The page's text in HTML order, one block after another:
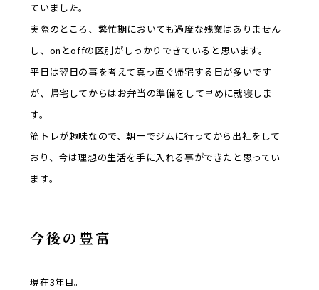
ていました。
実際のところ、繁忙期においても過度な残業はありません
し、onとoffの区別がしっかりできていると思います。
平日は翌日の事を考えて真っ直ぐ帰宅する日が多いです
が、帰宅してからはお弁当の準備をして早めに就寝しま
す。
筋トレが趣味なので、朝一でジムに行ってから出社をして
おり、今は理想の生活を手に入れる事ができたと思ってい
ます。
今後の豊富
現在3年目。